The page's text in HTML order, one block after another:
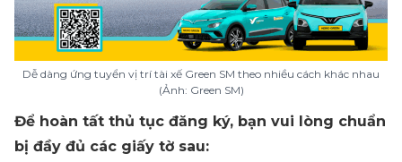
Dễ dàng ứng tuyển vị trí tài xế Green SM theo nhiều cách khác nhau
(Ảnh: Green SM)
Để hoàn tất thủ tục đăng ký, bạn vui lòng chuẩn
bị đầy đủ các giấy tờ sau: